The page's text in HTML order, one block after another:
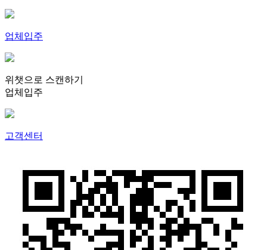
업체입주
위챗으로 스캔하기
업체입주
고객센터